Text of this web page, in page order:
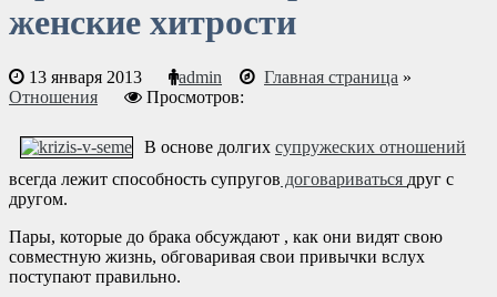
женские хитрости
13 января 2013 admin Главная страница »
Отношения
Просмотров:
В основе долгих супружеских отношений
всегда лежит способность супругов договариваться друг с
другом.
Пары, которые до брака обсуждают , как они видят свою
совместную жизнь, обговаривая свои привычки вслух
поступают правильно.